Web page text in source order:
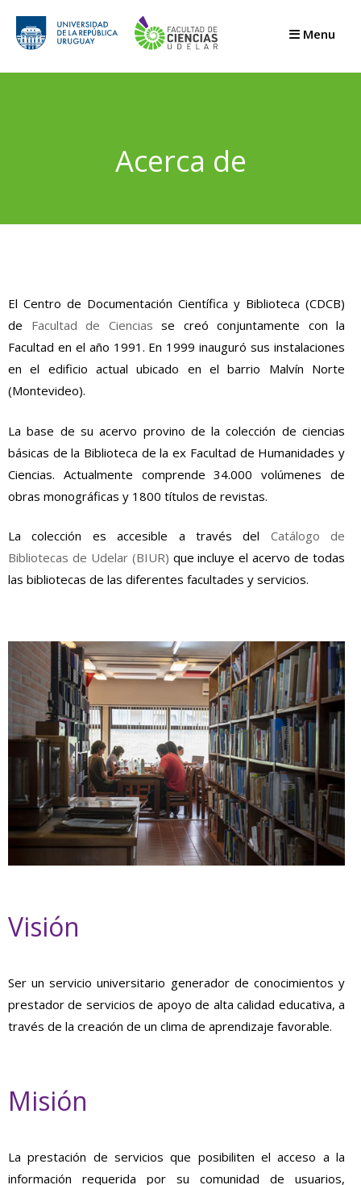
Menu
Acerca de
El Centro de Documentación Científica y Biblioteca (CDCB)
de Facultad de Ciencias se creó conjuntamente con la
Facultad en el año 1991. En 1999 inauguró sus instalaciones
en el edificio actual ubicado en el barrio Malvín Norte
(Montevideo).
La base de su acervo provino de la colección de ciencias
básicas de la Biblioteca de la ex Facultad de Humanidades y
Ciencias. Actualmente comprende 34.000 volúmenes de
obras monográficas y 1800 títulos de revistas.
La colección es accesible a través del Catálogo de
Bibliotecas de Udelar (BIUR) que incluye el acervo de todas
las bibliotecas de las diferentes facultades y servicios.
Visión
Ser un servicio universitario generador de conocimientos y
prestador de servicios de apoyo de alta calidad educativa, a
través de la creación de un clima de aprendizaje favorable.
Misión
La prestación de servicios que posibiliten el acceso a la
información requerida por su comunidad de usuarios,